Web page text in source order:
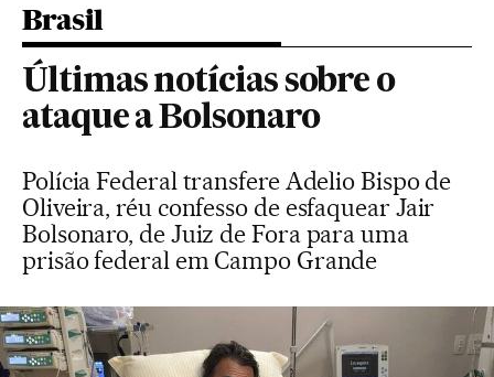
Brasil
Últimas notícias sobre o
ataque a Bolsonaro
Polícia Federal transfere Adelio Bispo de
Oliveira, réu confesso de esfaquear Jair
Bolsonaro, de Juiz de Fora para uma
prisão federal em Campo Grande